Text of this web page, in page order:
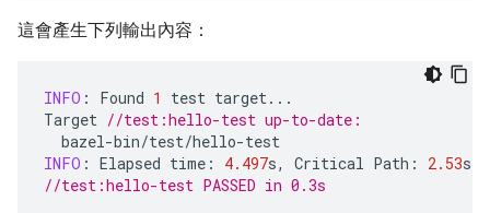
這會產生下列輸出內容：
INFO : Found 1 test target...
Target //test:hello-test up-to-date:
bazel-bin/test/hello-test
INFO : Elapsed time : 4.497s, Critical Path : 2.53s
//test:hello-test PASSED in 0.3s